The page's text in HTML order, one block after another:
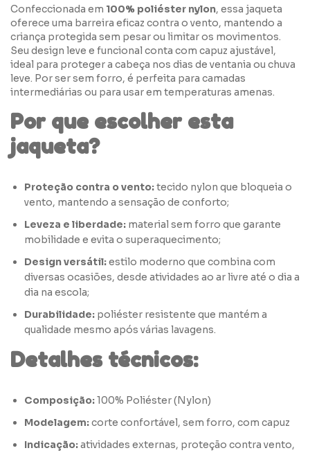
Confeccionada em 100% poliéster nylon, essa jaqueta
oferece uma barreira eficaz contra o vento, mantendo a
criança protegida sem pesar ou limitar os movimentos.
Seu design leve e funcional conta com capuz ajustável,
ideal para proteger a cabeça nos dias de ventania ou chuva
leve. Por ser sem forro, é perfeita para camadas
intermediárias ou para usar em temperaturas amenas.
Por que escolher esta
jaqueta?
Proteção contra o vento:tecido nylon que bloqueia o
vento, mantendo a sensação de conforto;
Leveza e liberdade: material sem forro que garante
mobilidade e evita o superaquecimento;
Design versátil:estilo moderno que combina com
diversas ocasiões, desde atividades ao ar livre até o dia a
dia na escola;
Durabilidade: poliéster resistente que mantém a
qualidade mesmo após várias lavagens.
Detalhes técnicos:
Composição:100% Poliéster (Nylon)
Modelagem:corte confortável, sem forro, com capuz
Indicação:atividades externas, proteção contra vento,